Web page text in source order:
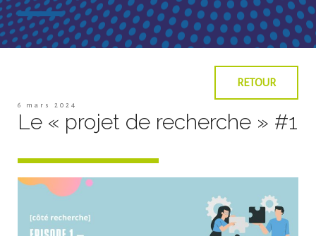
RETOUR
6 mars 2024
Le « projet de recherche » #1